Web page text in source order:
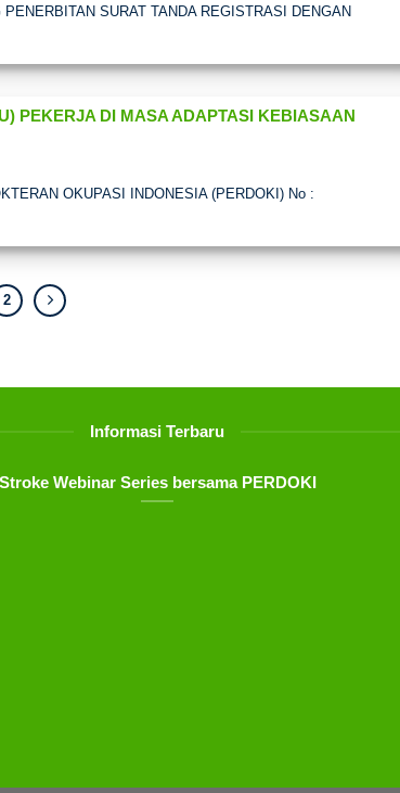
SURAT TANDA REGISTRASI DENGAN
PEKERJA DI MASA ADAPTASI KEBIASAAN
OKUPASI INDONESIA (PERDOKI) No :
2
Informasi Terbaru
Stroke Webinar Series bersama PERDOKI